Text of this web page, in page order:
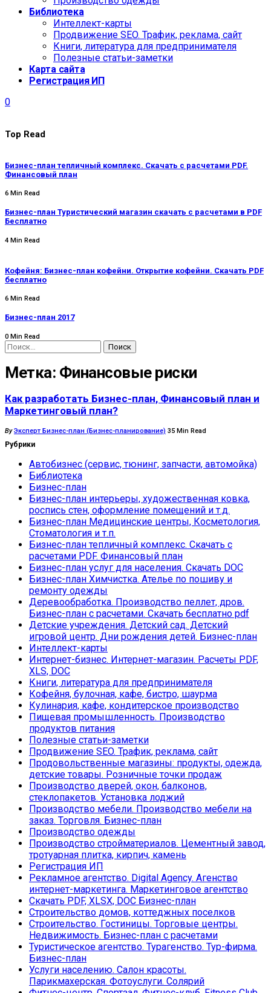
Библиотека
Интеллект-карты
Продвижение SEO. Трафик, реклама, сайт
Книги, литература для предпринимателя
Полезные статьи-заметки
Карта сайта
Регистрация ИП
0
Top Read
Бизнес-план тепличный комплекс. Скачать с расчетами PDF.
Финансовый план
6 Min Read
Бизнес-план Туристический магазин скачать с расчетами в PDF
Бесплатно
4 Min Read
Кофейня: Бизнес-план кофейни. Открытие кофейни. Скачать PDF
бесплатно
6 Min Read
Бизнес-план 2017
0 Min Read
Найти:
Метка: Финансовые риски
Как разработать Бизнес-план, Финансовый план и
Маркетинговый план?
Posted
ByЭксперт Бизнес-план (Бизнес-планирование) 35 Min Read
Рубрики
Автобизнес (сервис, тюнинг, запчасти, автомойка)
Библиотека
Бизнес-план
Бизнес-план интерьеры, художественная ковка,
роспись стен, оформление помещений и т.д.
Бизнес-план Медицинские центры, Косметология,
Стоматология и т.п.
Бизнес-план тепличный комплекс. Скачать с
расчетами PDF. Финансовый план
Бизнес-план услуг для населения. Скачать DOC
Бизнес-план Химчистка. Ателье по пошиву и
ремонту одежды
Деревообработка. Производство пеллет, дров.
Бизнес-план с расчетами. Скачать бесплатно pdf
Детские учреждения. Детский сад. Детский
игровой центр. Дни рождения детей. Бизнес-план
Интеллект-карты
Интернет-бизнес. Интернет-магазин. Расчеты PDF,
XLS, DOC
Книги, литература для предпринимателя
Кофейня, булочная, кафе, бистро, шаурма
Кулинария, кафе, кондитерское производство
Пищевая промышленность. Производство
продуктов питания
Полезные статьи-заметки
Продвижение SEO. Трафик, реклама, сайт
Продовольственные магазины: продукты, одежда,
детские товары. Розничные точки продаж
Производство дверей, окон, балконов,
стеклопакетов. Установка лоджий
Производство мебели. Производство мебели на
заказ. Торговля. Бизнес-план
Производство одежды
Производство стройматериалов. Цементный завод,
тротуарная плитка, кирпич, камень
Регистрация ИП
Рекламное агентство. Digital Agency. Агенство
интернет-маркетинга. Маркетинговое агентство
Скачать PDF, XLSX, DOC Бизнес-план
Строительство домов, коттеджных поселков
Строительство. Гостиницы. Торговые центры.
Недвижимость. Бизнес-план с расчетами
Туристическое агентство. Турагенство. Тур-фирма.
Бизнес-план
Услуги населению. Салон красоты.
Парикмахерская. Фотоуслуги. Солярий